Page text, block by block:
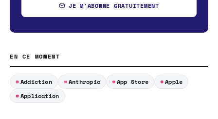
JE M'ABONNE GRATUITEMENT
EN CE MOMENT
Addiction Anthropic App Store
Apple
Application